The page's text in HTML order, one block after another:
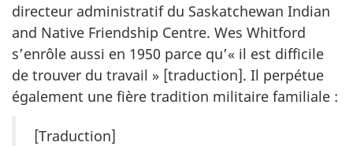
directeur administratif du Saskatchewan Indian
and Native Friendship Centre. Wes Whitford
s’enrôle aussi en 1950 parce qu’« il est difficile
de trouver du travail » [traduction]. Il perpétue
également une fière tradition militaire familiale :
[Traduction]